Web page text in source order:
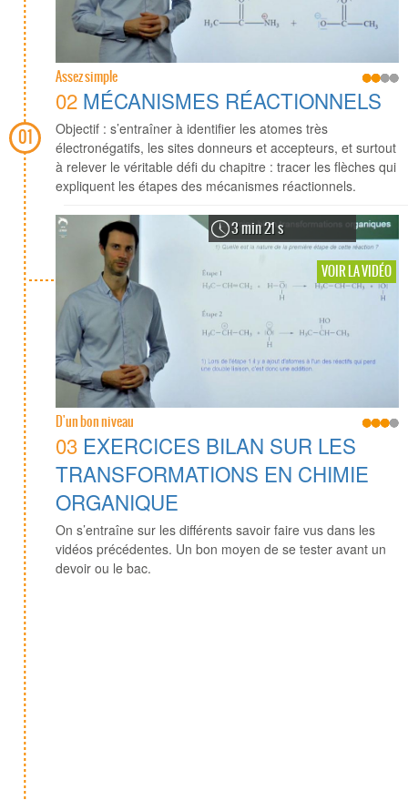
01
Assez simple
02 MÉCANISMES RÉACTIONNELS
Objectif : s’entraîner à identifier les atomes très
électronégatifs, les sites donneurs et accepteurs, et surtout
à relever le véritable défi du chapitre : tracer les flèches qui
expliquent les étapes des mécanismes réactionnels.
3 min 21 s
VOIR LA VIDÉO
D'un bon niveau
03 EXERCICES BILAN SUR LES
TRANSFORMATIONS EN CHIMIE
ORGANIQUE
On s’entraîne sur les différents savoir faire vus dans les
vidéos précédentes. Un bon moyen de se tester avant un
devoir ou le bac.